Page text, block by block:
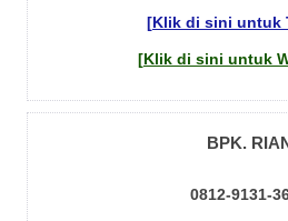
[Klik di sini untuk
[Klik di sini untuk
BPK. RIAN
0812-9131-